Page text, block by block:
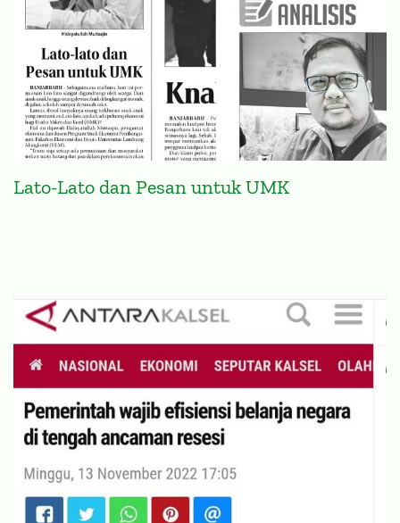
Lato-Lato dan Pesan untuk UMK